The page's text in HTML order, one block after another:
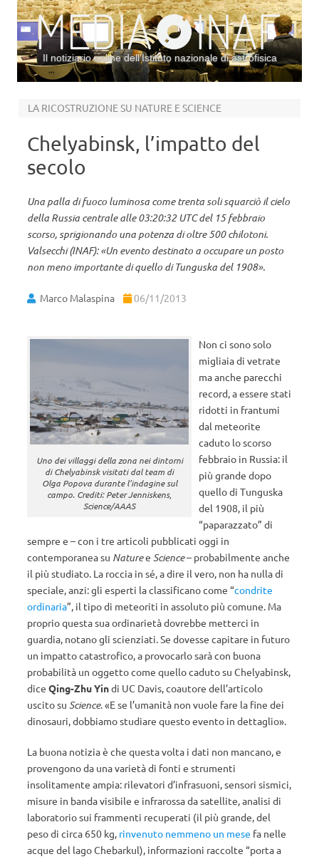
Il notiziario online dell’Istituto nazionale di astrofisica
LA RICOSTRUZIONE SU NATURE E SCIENCE
Chelyabinsk, l’impatto del
secolo
Una palla di fuoco luminosa come trenta soli squarciò il cielo
della Russia centrale alle 03:20:32 UTC del 15 febbraio
scorso, sprigionando una potenza di oltre 500 chilotoni.
Valsecchi (INAF): «Un evento destinato a occupare un posto
non meno importante di quello di Tunguska del 1908».
Marco Malaspina 06/11/2013
Uno dei villaggi della zona nei dintorni
di Chelyabinsk visitati dal team di
Olga Popova durante l’indagine sul
campo. Crediti: Peter Jenniskens,
Science/AAAS
Non ci sono solo
migliaia di vetrate
ma anche parecchi
record, a essere stati
ridotti in frantumi
dal meteorite
caduto lo scorso
febbraio in Russia: il
più grande dopo
quello di Tunguska
del 1908, il più
“paparazzato” di
sempre e – con i tre articoli pubblicati oggi in
contemporanea su Naturee Science– probabilmente anche
il più studiato. La roccia in sé, a dire il vero, non ha nulla di
speciale, anzi: gli esperti la classificano come “condrite
ordinaria”, il tipo di meteoriti in assoluto più comune. Ma
proprio questa sua ordinarietà dovrebbe metterci in
guardia, notano gli scienziati. Se dovesse capitare in futuro
un impatto catastrofico, a provocarlo sarà con buona
probabilità un oggetto come quello caduto su Chelyabinsk,
dice Qing-Zhu Yindi UC Davis, coautore dell’articolo
uscito su Science. «E se l’umanità non vuole fare la fine dei
dinosauri, dobbiamo studiare questo evento in dettaglio».
La buona notizia è che questa volta i dati non mancano, e
provengono da una varietà di fonti e strumenti
insolitamente ampia: rilevatori d’infrasuoni, sensori sismici,
misure in banda visibile e infrarossa da satellite, analisi di
laboratorio sui frammenti recuperati (il più grande, del
peso di circa 650 kg, rinvenuto nemmeno un mese fa nelle
acque del lago Chebarkul), informazioni raccolte “porta a